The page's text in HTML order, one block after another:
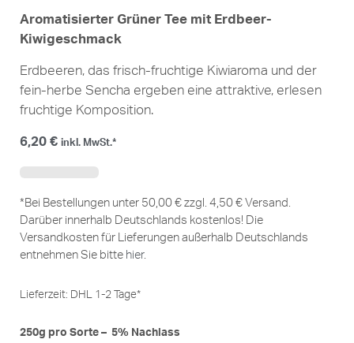
Aromatisierter Grüner Tee mit Erdbeer-
Kiwigeschmack
Erdbeeren, das frisch-fruchtige Kiwiaroma und der
fein-herbe Sencha ergeben eine attraktive, erlesen
fruchtige Komposition.
6,20 € inkl. MwSt.*
*Bei Bestellungen unter 50,00 € zzgl. 4,50 € Versand.
Darüber innerhalb Deutschlands kostenlos! Die
Versandkosten für Lieferungen außerhalb Deutschlands
entnehmen Sie bitte hier.
Lieferzeit: DHL 1-2 Tage*
250g pro Sorte – 5% Nachlass